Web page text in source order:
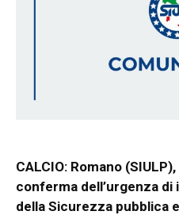
CALCIO: Romano
conferma dell’urgenza
della Sicurezza pubblica